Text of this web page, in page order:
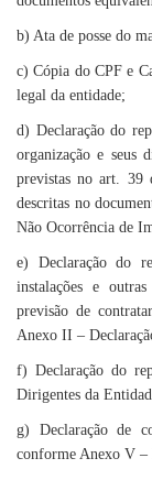
b) Ata de posse do
c) Cópia do CPF e
legal da entidade;
d) Declaração do
organização e seus
previstas no art. 39
descritas no
Não Ocorrência de
e) Declaração do
instalações e
previsão de
Anexo II –
f) Declaração do
Dirigentes da
g) Declaração de
conforme Anexo V –